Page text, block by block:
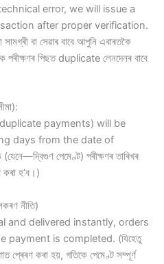
error, we will issue a
after proper verification.
বা সেৱাৰ বাবে আপুনি এবাৰতকৈ
পৰীক্ষণৰ পিছত duplicate লেনদেনৰ বাবে
payments) will be
days from the date of
পেমেণ্ট) পৰীক্ষণৰ তাৰিখৰ
কৰা হ’ব।)
নীতি)
and delivered instantly, orders
is completed. (যিহেতু
প্ৰেৰণ কৰা হয়, গতিকে পেমেণ্ট সম্পূৰ্ণ